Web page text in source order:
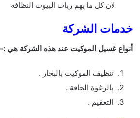
لان كل ما يهم ربات البيوت النظافه
خدمات الشركة
أنواع غسيل الموكيت عند هذه الشركة هي :-
تنظيف الموكيت بالبخار .
بالرغوة الجافة .
التعقيم .